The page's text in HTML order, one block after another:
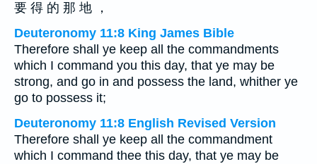
要 得 的 那 地 ，
Deuteronomy 11:8 King James Bible
Therefore shall ye keep all the commandments
which I command you this day, that ye may be
strong, and go in and possess the land, whither ye
go to possess it;
Deuteronomy 11:8 English Revised Version
Therefore shall ye keep all the commandment
which I command thee this day, that ye may be